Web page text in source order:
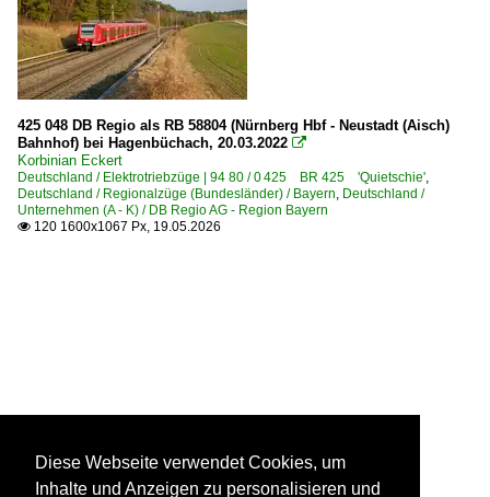
425 048 DB Regio als RB 58804 (Nürnberg Hbf - Neustadt (Aisch)
Bahnhof) bei Hagenbüchach, 20.03.2022 
Korbinian Eckert
Deutschland / Elektrotriebzüge | 94 80 / 0 425 BR 425 'Quietschie',
Deutschland / Regionalzüge (Bundesländer) / Bayern, Deutschland /
Unternehmen (A - K) / DB Regio AG - Region Bayern
 120 1600x1067 Px, 19.05.2026
Diese Webseite verwendet Cookies, um
Inhalte und Anzeigen zu personalisieren und